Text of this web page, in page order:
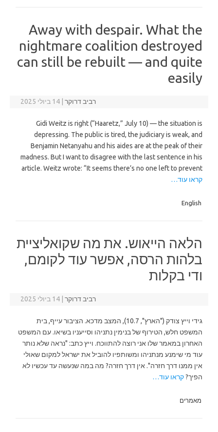
Away with despair. What the
nightmare coalition destroyed
can still be rebuilt — and quite
easily
רביב דרוקר 14 ביולי 2025
Gidi Weitz is right (“Haaretz,” July 10) — the situation is
depressing. The public is tired, the judiciary is weak, and
Benjamin Netanyahu and his aides are at the peak of their
madness. But I want to disagree with the last sentence in his
article. Weitz wrote: “It seems there’s no one left to prevent
קראו עוד…
English
הלאה הייאוש. את מה שקואליציית
בלהות הרסה, אפשר עוד לקומם,
ודי בקלות
רביב דרוקר 14 ביולי 2025
גידי וייץ צודק ("הארץ", 10.7), המצב מדכא. הציבור עייף, בית
המשפט חלש, הטירוף של בנימין נתניהו וסייעניו בשיאו. עם המשפט
האחרון במאמר שלו אני רוצה להתווכח. וייץ כתב: "נראה שלא נותר
עוד מי שימנע מנתניהו ומשותפיו להוביל את ישראל למקום שאולי
אין ממנו דרך חזרה". אין דרך חזרה? מה במה שנעשה עד עכשיו לא
הפיך?קראו עוד…
מאמרים